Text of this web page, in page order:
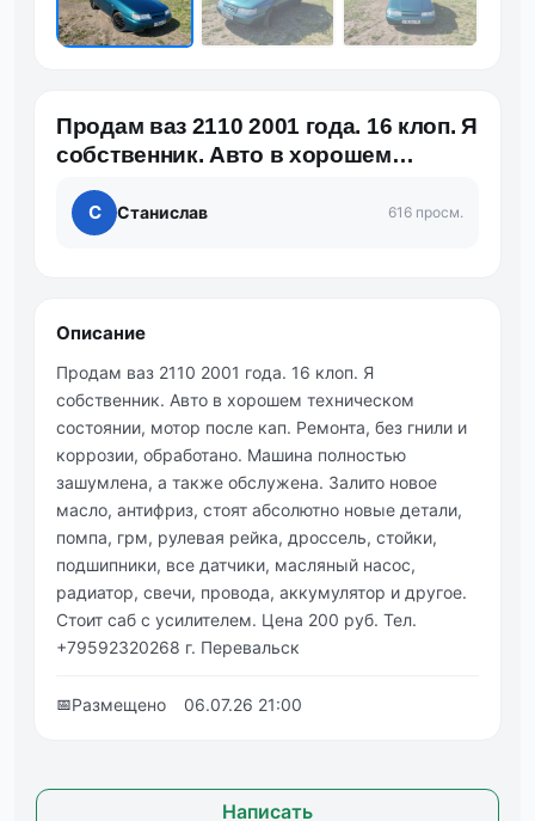
Продам ваз 2110 2001 года. 16 клоп. Я
собственник. Авто в хорошем
С Станислав 616 просм.
Описание
Продам ваз 2110 2001 года. 16 клоп. Я
собственник. Авто в хорошем техническом
состоянии, мотор после кап. Ремонта, без гнили и
коррозии, обработано. Машина полностью
зашумлена, а также обслужена. Залито новое
масло, антифриз, стоят абсолютно новые детали,
помпа, грм, рулевая рейка, дроссель, стойки,
подшипники, все датчики, масляный насос,
радиатор, свечи, провода, аккумулятор и другое.
Стоит саб с усилителем. Цена 200 руб. Тел.
+79592320268 г. Перевальск
📅Размещено 06.07.26 21:00
Написать